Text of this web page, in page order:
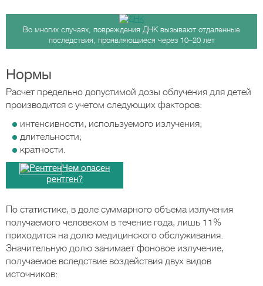
Во многих случаях, повреждения ДНК вызывают отдаленные
последствия, проявляющиеся через 10–20 лет
Нормы
Расчет предельно допустимой дозы облучения для детей
производится с учетом следующих факторов:
интенсивности, используемого излучения;
длительности;
кратности.
Чем опасен
рентген?
По статистике, в доле суммарного объема излучения
получаемого человеком в течение года, лишь 11%
приходится на долю медицинского обслуживания.
Значительную долю занимает фоновое излучение,
получаемое вследствие воздействия двух видов
источников: